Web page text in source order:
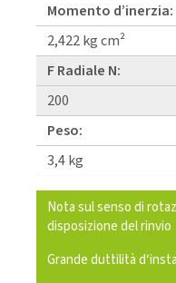
Momento d’inerzia:
2,422 kg cm²
F Radiale N:
200
Peso:
3,4 kg
Nota sul senso di
disposizione del rinvio
Grande duttilità